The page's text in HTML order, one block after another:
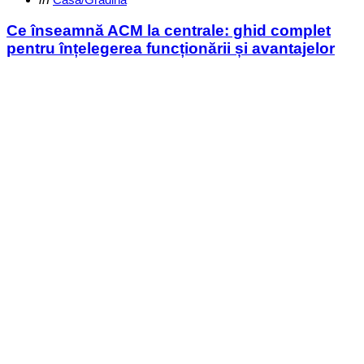
Ce înseamnă ACM la centrale: ghid complet
pentru înțelegerea funcționării și avantajelor